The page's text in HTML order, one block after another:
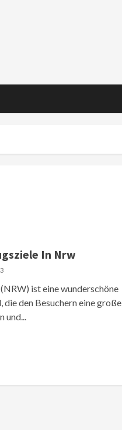
In Nrw
ist eine wunderschöne
die den Besuchern eine große
und...